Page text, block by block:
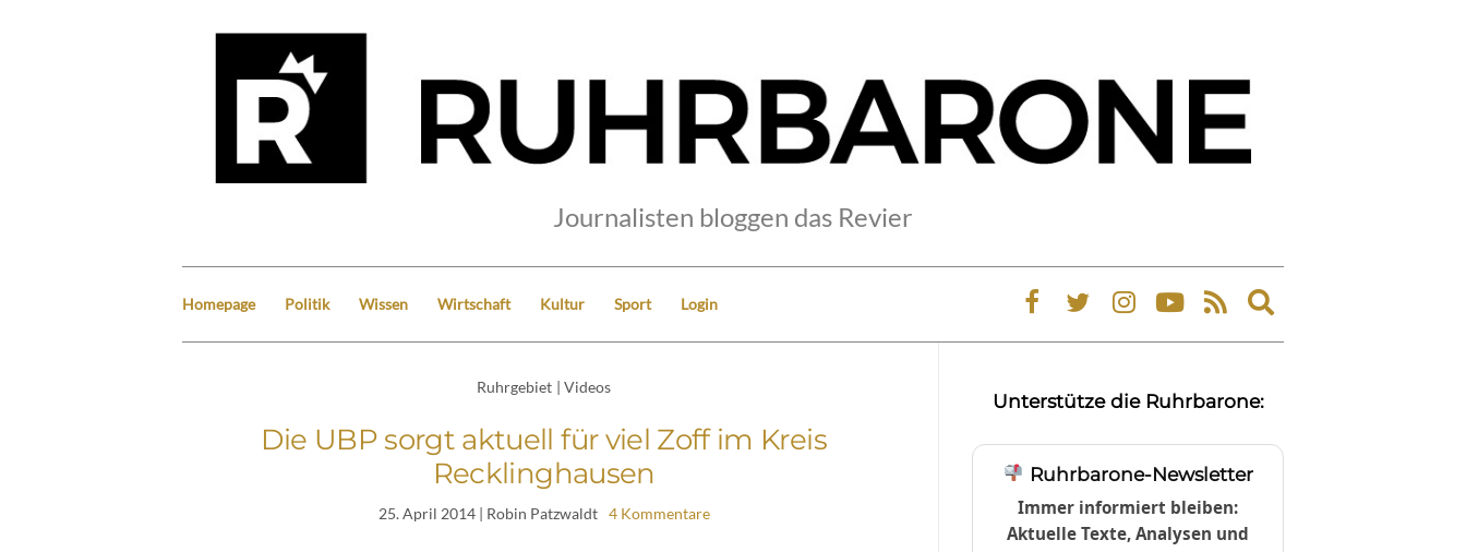
Journalisten bloggen das Revier
Homepage Politik Wissen Wirtschaft Kultur Sport Login
Expand
search
Ruhrgebiet | Videos
Die UBP sorgt aktuell für viel Zoff im Kreis
Recklinghausen
25. April 2014| Robin Patzwaldt 4 Kommentare
Unterstütze die Ruhrbarone:
Ruhrbarone-Newsletter
Immer informiert bleiben:
Aktuelle Texte, Analysen und